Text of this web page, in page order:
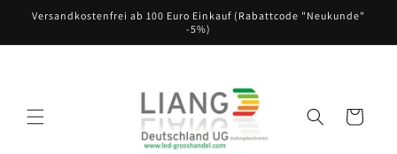
zum
Versandkostenfrei ab 100 Euro Einkauf (Rabattcode "Neukunde"
-5%)
Warenkorb